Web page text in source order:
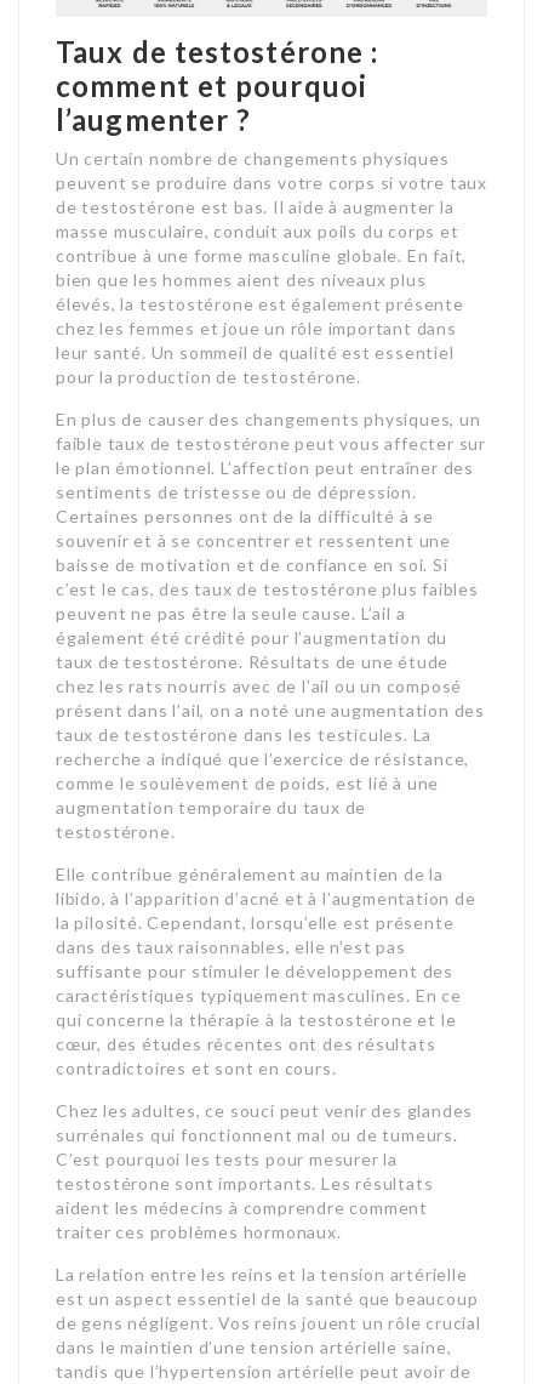
Taux de testostérone :
comment et pourquoi
l’augmenter ?
Un certain nombre de changements physiques
peuvent se produire dans votre corps si votre taux
de testostérone est bas. Il aide à augmenter la
masse musculaire, conduit aux poils du corps et
contribue à une forme masculine globale. En fait,
bien que les hommes aient des niveaux plus
élevés, la testostérone est également présente
chez les femmes et joue un rôle important dans
leur santé. Un sommeil de qualité est essentiel
pour la production de testostérone.
En plus de causer des changements physiques, un
faible taux de testostérone peut vous affecter sur
le plan émotionnel. L’affection peut entraîner des
sentiments de tristesse ou de dépression.
Certaines personnes ont de la difficulté à se
souvenir et à se concentrer et ressentent une
baisse de motivation et de confiance en soi. Si
c’est le cas, des taux de testostérone plus faibles
peuvent ne pas être la seule cause. L’ail a
également été crédité pour l’augmentation du
taux de testostérone. Résultats de une étude
chez les rats nourris avec de l’ail ou un composé
présent dans l’ail, on a noté une augmentation des
taux de testostérone dans les testicules. La
recherche a indiqué que l’exercice de résistance,
comme le soulèvement de poids, est lié à une
augmentation temporaire du taux de
testostérone.
Elle contribue généralement au maintien de la
libido, à l’apparition d’acné et à l’augmentation de
la pilosité. Cependant, lorsqu’elle est présente
dans des taux raisonnables, elle n’est pas
suffisante pour stimuler le développement des
caractéristiques typiquement masculines. En ce
qui concerne la thérapie à la testostérone et le
cœur, des études récentes ont des résultats
contradictoires et sont en cours.
Chez les adultes, ce souci peut venir des glandes
surrénales qui fonctionnent mal ou de tumeurs.
C’est pourquoi les tests pour mesurer la
testostérone sont importants. Les résultats
aident les médecins à comprendre comment
traiter ces problèmes hormonaux.
La relation entre les reins et la tension artérielle
est un aspect essentiel de la santé que beaucoup
de gens négligent. Vos reins jouent un rôle crucial
dans le maintien d’une tension artérielle saine,
tandis que l’hypertension artérielle peut avoir de